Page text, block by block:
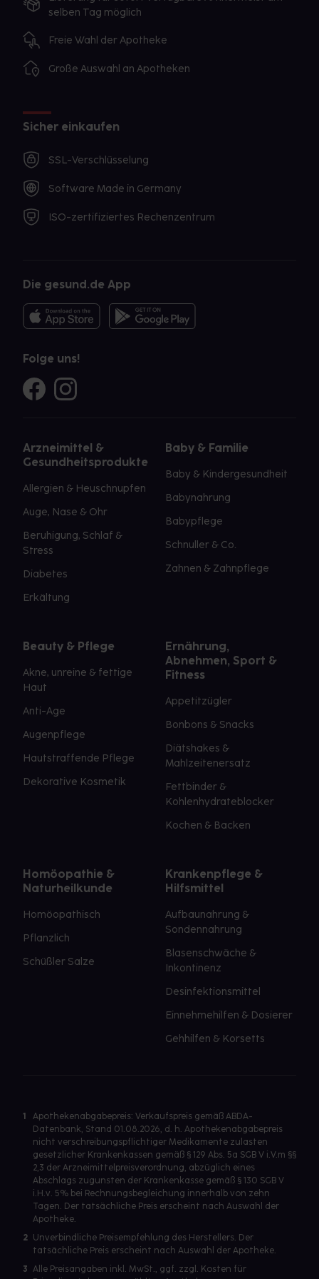
selben Tag möglich
Freie Wahl der Apotheke
Große Auswahl an Apotheken
Sicher einkaufen
SSL-Verschlüsselung
Software Made in Germany
ISO-zertifiziertes Rechenzentrum
Die gesund.de App
Folge uns!
Arzneimittel &
Gesundheitsprodukte
Allergien & Heuschnupfen
Auge, Nase & Ohr
Beruhigung, Schlaf &
Stress
Diabetes
Erkältung
Baby & Familie
Baby & Kindergesundheit
Babynahrung
Babypflege
Schnuller & Co.
Zahnen & Zahnpflege
Beauty & Pflege
Akne, unreine & fettige
Haut
Anti-Age
Augenpflege
Hautstraffende Pflege
Dekorative Kosmetik
Ernährung,
Abnehmen, Sport &
Fitness
Appetitzügler
Bonbons & Snacks
Diätshakes &
Mahlzeitenersatz
Fettbinder &
Kohlenhydrateblocker
Kochen & Backen
Homöopathie &
Naturheilkunde
Homöopathisch
Pflanzlich
Schüßler Salze
Krankenpflege &
Hilfsmittel
Aufbaunahrung &
Sondennahrung
Blasenschwäche &
Inkontinenz
Desinfektionsmittel
Einnehmehilfen & Dosierer
Gehhilfen & Korsetts
1
Apothekenabgabepreis: Verkaufspreis gemäß ABDA-
Datenbank, Stand 01.08.2026, d. h. Apothekenabgabepreis
nicht verschreibungspflichtiger Medikamente zulasten
gesetzlicher Krankenkassen gemäß § 129 Abs. 5a SGB V i.V.m §§
2,3 der Arzneimittelpreisverordnung, abzüglich eines
Abschlags zugunsten der Krankenkasse gemäß § 130 SGB V
i.H.v. 5% bei Rechnungsbegleichung innerhalb von zehn
Tagen. Der tatsächliche Preis erscheint nach Auswahl der
Apotheke.
2 Unverbindliche Preisempfehlung des Herstellers. Der
tatsächliche Preis erscheint nach Auswahl der Apotheke.
3 Alle Preisangaben inkl. MwSt., ggf. zzgl. Kosten für